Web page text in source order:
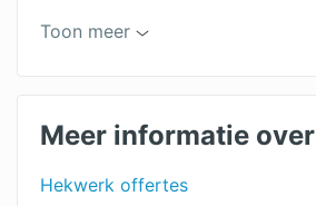
Balustrade prijzen
Hekwerkspecialist prijzen
Kunststof hekwerk prijs
Toon meer
Meer informatie over
Hekwerk offertes